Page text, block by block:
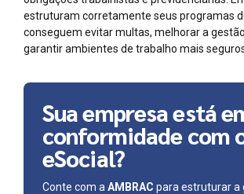
estruturam corretamente seus programas
conseguem evitar multas, melhorar a
garantir ambientes de trabalho mais
Sua empresa está
conformidade com
eSocial?
Conte com a AMBRAC para estruturar a